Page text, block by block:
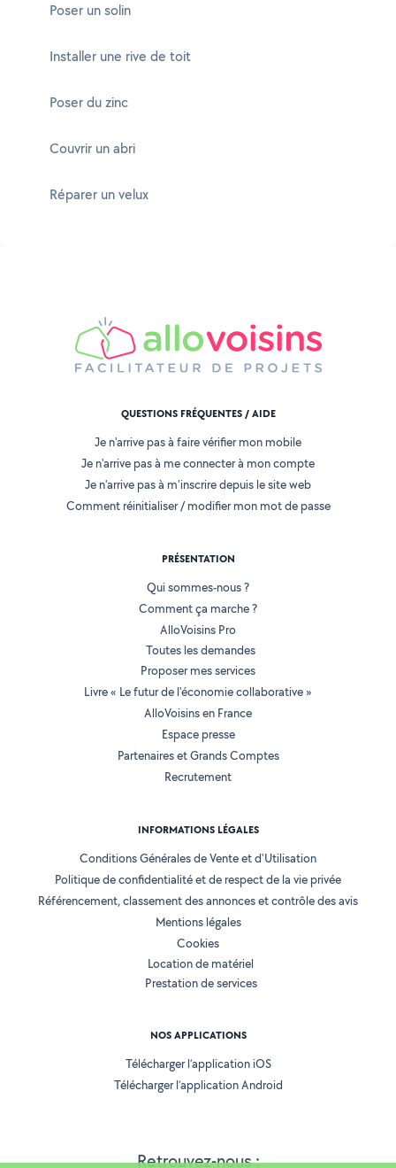
Poser un solin
Installer une rive de toit
Poser du zinc
Couvrir un abri
Réparer un velux
Retrouvez-nous :
QUESTIONS FRÉQUENTES / AIDE
Je n'arrive pas à faire vérifier mon mobile
Je n'arrive pas à me connecter à mon compte
Je n'arrive pas à m'inscrire depuis le site web
Comment réinitialiser / modifier mon mot de passe
PRÉSENTATION
Qui sommes-nous ?
Comment ça marche ?
AlloVoisins Pro
Toutes les demandes
Proposer mes services
Livre « Le futur de l'économie collaborative »
AlloVoisins en France
Espace presse
Partenaires et Grands Comptes
Recrutement
INFORMATIONS LÉGALES
Conditions Générales de Vente et d'Utilisation
Politique de confidentialité et de respect de la vie privée
Référencement, classement des annonces et contrôle des avis
Mentions légales
Cookies
Location de matériel
Prestation de services
NOS APPLICATIONS
Télécharger l’application iOS
Télécharger l’application Android